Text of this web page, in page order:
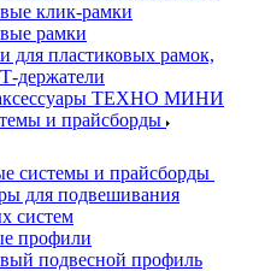
клик-рамки
рамки
для пластиковых рамок,
держатели
ТЕХНО МИНИ
и прайсборды
системы и прайсборды
для подвешивания
систем
профили
подвесной профиль